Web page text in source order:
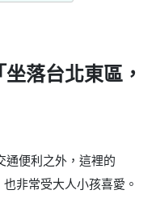
坐落台北東區，
通便利之外，這裡的
也非常受大人小孩喜愛。